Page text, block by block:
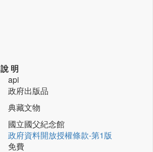
說 明
api
政府出版品
典藏文物
國立國父紀念館
政府資料開放授權條款-第1版
免費